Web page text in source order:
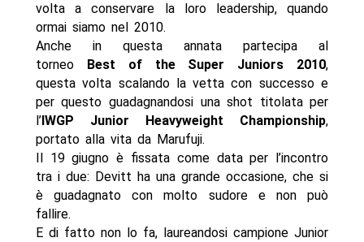
volta a conservare la loro leadership, quando
ormai siamo nel 2010.
Anche in questa annata partecipa al
torneo
Best of the Super Juniors 2010,
questa volta scalando la vetta con successo e
per questo guadagnandosi una shot titolata per
l’IWGP Junior Heavyweight Championship,
portato alla vita da Marufuji.
Il 19 giugno è fissata come data per l’incontro
tra i due: Devitt ha una grande occasione, che si
è guadagnato con molto sudore e non può
fallire.
E di fatto non lo fa, laureandosi campione Junior